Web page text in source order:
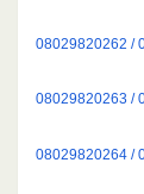
08029820262 /
08029820263 /
08029820264 /